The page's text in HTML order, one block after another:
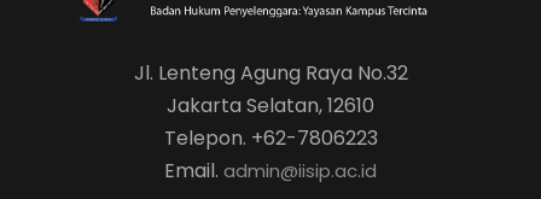
Jl. Lenteng Agung Raya No.32
Jakarta Selatan, 12610
Telepon. +62-7806223
Email. admin@iisip.ac.id